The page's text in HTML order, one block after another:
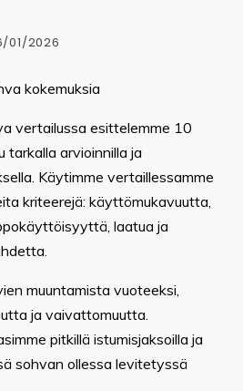
01/2026
vertailussa esittelemme 10
tarkalla arvioinnilla ja
Käytimme vertaillessamme
kriteerejä: käyttömukavuutta,
laatua ja
muuntamista vuoteeksi,
ja vaivattomuutta.
pitkillä istumisjaksoilla ja
sohvan ollessa levitetyssä